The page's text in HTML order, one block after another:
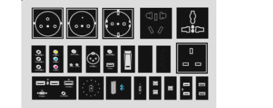
sistem konferensi
Angkat Monitor Lcd
membalik monitor
Pop Up Desk Socket